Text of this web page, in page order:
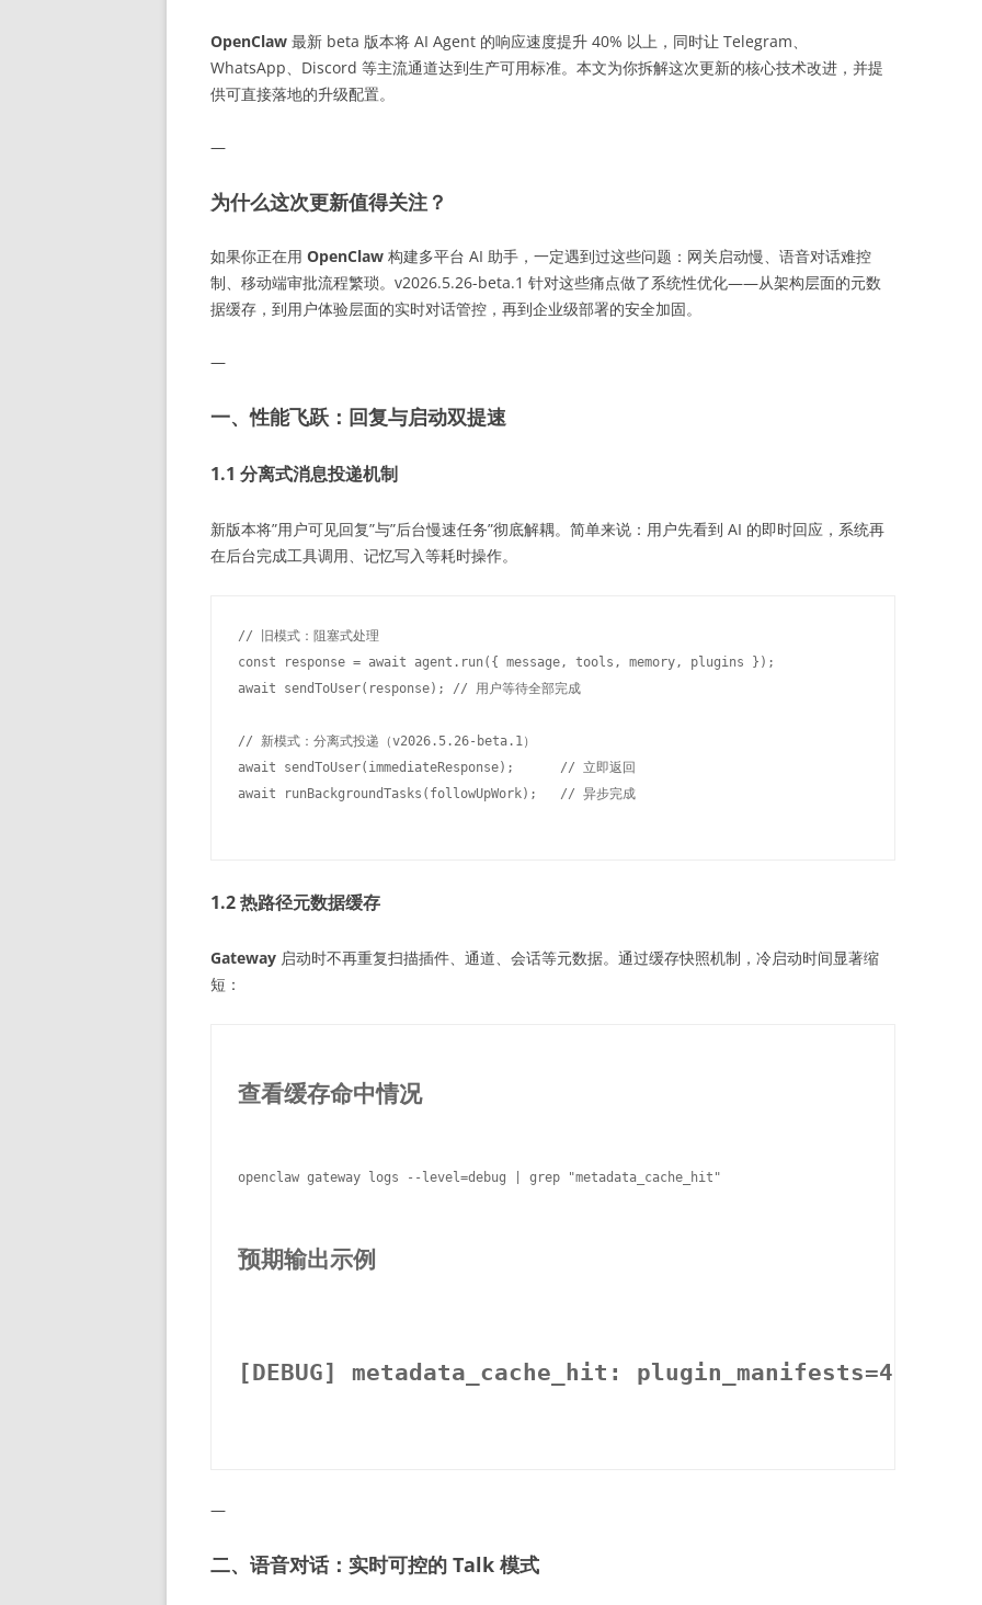
OpenClaw 最新 beta 版本将 AI Agent 的响应速度提升 40% 以上，同时让 Telegram、
WhatsApp、Discord 等主流通道达到生产可用标准。本文为你拆解这次更新的核心技术改进，并提
供可直接落地的升级配置。
—
为什么这次更新值得关注？
如果你正在用 OpenClaw 构建多平台 AI 助手，一定遇到过这些问题：网关启动慢、语音对话难控
制、移动端审批流程繁琐。v2026.5.26-beta.1 针对这些痛点做了系统性优化——从架构层面的元数
据缓存，到用户体验层面的实时对话管控，再到企业级部署的安全加固。
—
一、性能飞跃：回复与启动双提速
1.1 分离式消息投递机制
新版本将”用户可见回复”与”后台慢速任务”彻底解耦。简单来说：用户先看到 AI 的即时回应，系统再
在后台完成工具调用、记忆写入等耗时操作。
// 旧模式：阻塞式处理
const response = await agent.run({ message, tools, memory, plugins });
await sendToUser(response); // 用户等待全部完成
// 新模式：分离式投递（v2026.5.26-beta.1）
await sendToUser(immediateResponse);      // 立即返回
1.2 热路径元数据缓存
Gateway 启动时不再重复扫描插件、通道、会话等元数据。通过缓存快照机制，冷启动时间显著缩
短：
查看缓存命中情况
openclaw gateway logs --level=debug | grep "metadata_cache_hit"
预期输出示例
[DEBUG] metadata_cache_hit: plugin_manifests=47/47,
—
二、语音对话：实时可控的 Talk 模式